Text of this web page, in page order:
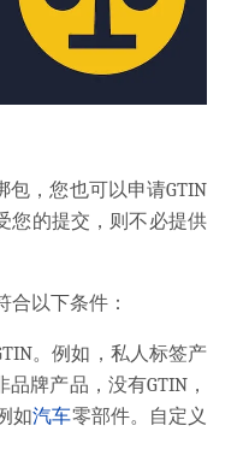
，您也可以申请GTIN
您的提交，则不必提供
合以下条件 ：
。例如，私人标签产
品牌产品， 没有GTIN，
如汽车零部件。
自定义